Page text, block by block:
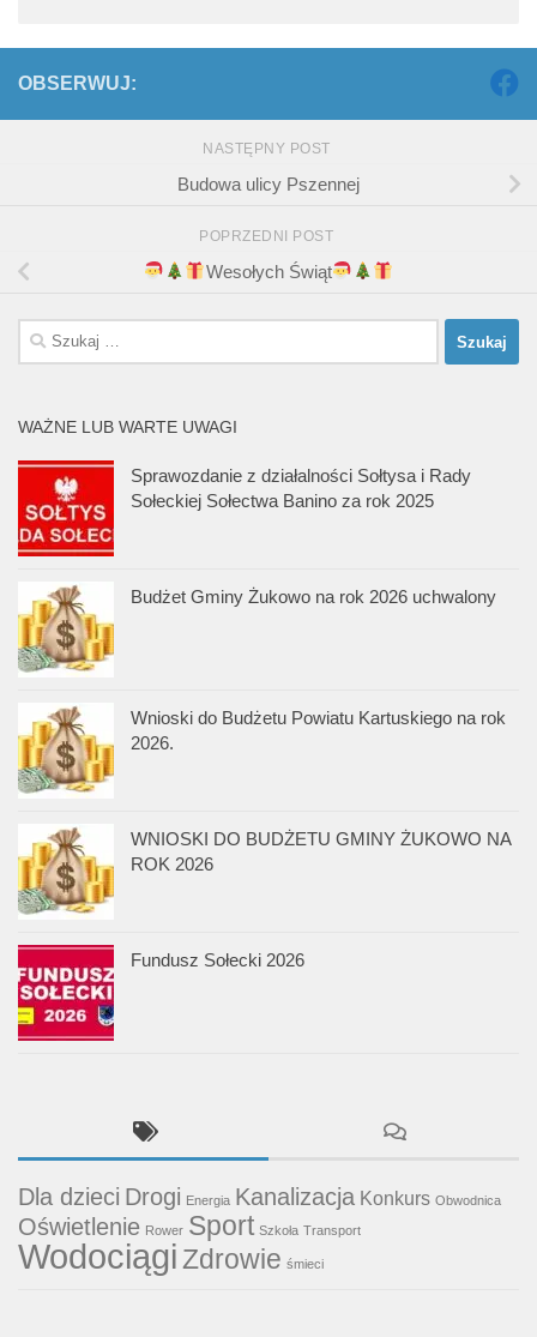
OBSERWUJ:
NASTĘPNY POST
Budowa ulicy Pszennej
POPRZEDNI POST
Wesołych Świąt
Szukaj:
WAŻNE LUB WARTE UWAGI
Sprawozdanie z działalności Sołtysa i Rady
Sołeckiej Sołectwa Banino za rok 2025
Budżet Gminy Żukowo na rok 2026 uchwalony
Wnioski do Budżetu Powiatu Kartuskiego na rok
2026.
WNIOSKI DO BUDŻETU GMINY ŻUKOWO NA
ROK 2026
Fundusz Sołecki 2026
Dla dzieci Drogi Energia Kanalizacja Konkurs Obwodnica
Oświetlenie Rower Sport Szkoła Transport
WodociągiZdrowie śmieci